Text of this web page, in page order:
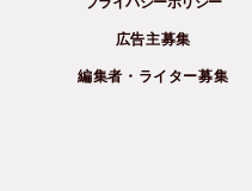
広告主募集
編集者・ライター募集